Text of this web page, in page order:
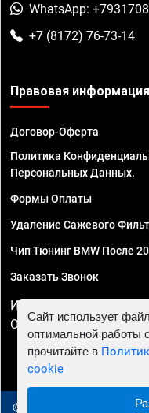
WhatsApp:
+7 (8172) 76-73-14
Правовая информация
Договор-Оферта
Политика
Персональных Данных.
Формы Оплаты
Удаление Сажевого
Чип Тюнинг BMW После
Заказать Звонок
ИП Смирнов Георгий
ОГРНИП
© 2010 - 2026 Чип
Сайт использует
оптимальной работы
прочитайте в
cookie